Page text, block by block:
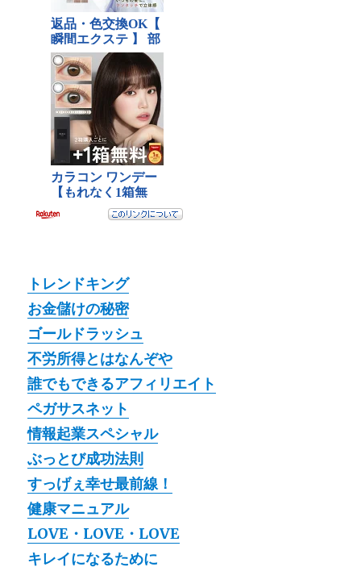
トレンドキング
お金儲けの秘密
ゴールドラッシュ
不労所得とはなんぞや
誰でもできるアフィリエイト
ペガサスネット
情報起業スペシャル
ぶっとび成功法則
すっげぇ幸せ最前線！
健康マニュアル
LOVE・LOVE・LOVE
キレイになるために